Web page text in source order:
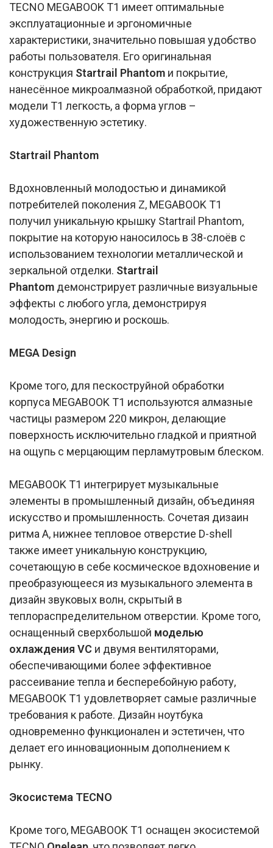
TECNO MEGABOOK T1 имеет оптимальные
эксплуатационные и эргономичные
характеристики, значительно повышая удобство
работы пользователя. Его оригинальная
конструкция Startrail Phantom и покрытие,
нанесённое микроалмазной обработкой, придают
модели Т1 легкость, а форма углов –
художественную эстетику.
Startrail Phantom
Вдохновленный молодостью и динамикой
потребителей поколения Z, MEGABOOK T1
получил уникальную крышку Startrail Phantom,
покрытие на которую наносилось в 38-слоёв с
использованием технологии металлической и
зеркальной отделки. Startrail
Phantom демонстрирует различные визуальные
эффекты с любого угла, демонстрируя
молодость, энергию и роскошь.
MEGA Design
Кроме того, для пескоструйной обработки
корпуса MEGABOOK T1 используются алмазные
частицы размером 220 микрон, делающие
поверхность исключительно гладкой и приятной
на ощупь с мерцающим перламутровым блеском.
MEGABOOK T1 интегрирует музыкальные
элементы в промышленный дизайн, объединяя
искусство и промышленность. Сочетая дизаин
ритма А, нижнее тепловое отверстие D-shell
также имеет уникальную конструкцию,
сочетающую в себе космическое вдохновение и
преобразующееся из музыкального элемента в
дизайн звуковых волн, скрытый в
теплораспределительном отверстии. Кроме того,
оснащенный сверхбольшой моделью
охлаждения VC и двумя вентиляторами,
обеспечивающими более эффективное
рассеивание тепла и бесперебойную работу,
MEGABOOK T1 удовлетворяет самые различные
требования к работе. Дизайн ноутбука
одновременно функционален и эстетичен, что
делает его инновационным дополнением к
рынку.
Экосистема TECNO
Кроме того, MEGABOOK T1 оснащен экосистемой